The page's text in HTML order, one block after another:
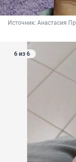
Источник: Анастасия
6 из 6